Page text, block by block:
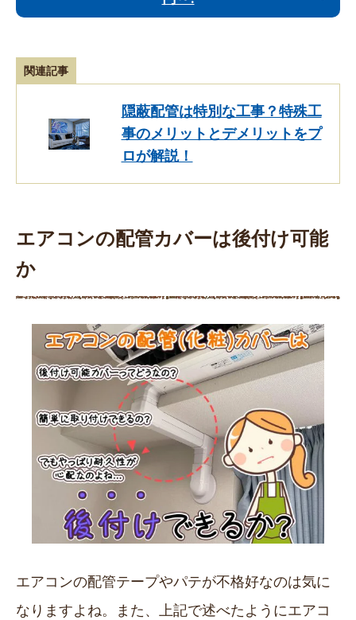
関連記事
隠蔽配管は特別な工事？特殊工
事のメリットとデメリットをプ
ロが解説！
エアコンの配管カバーは後付け可能
か
エアコンの配管テープやパテが不格好なのは気に
なりますよね。また、上記で述べたようにエアコ